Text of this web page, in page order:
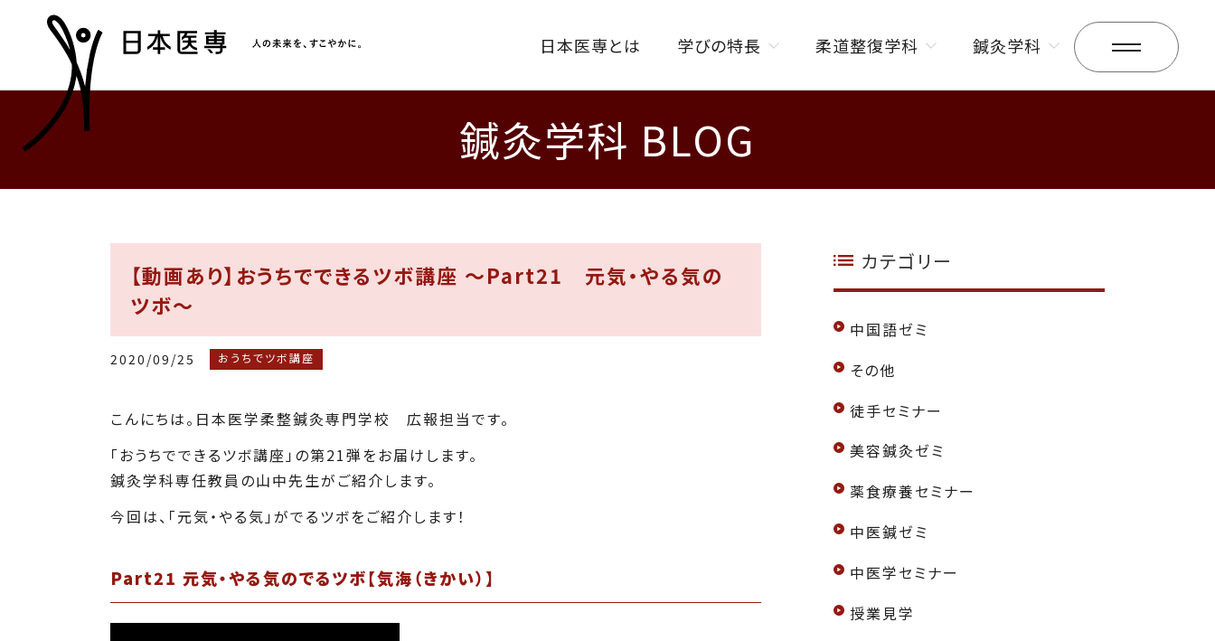
日本医専とは 学びの特長
学びの特長トップ
オンラインを活用した
海外研修制度
W資格取得制度
柔道整復学科 鍼灸学科
鍼灸学科 BLOG
【動画あり】おうちでできるツボ講座 ～Part21 元気・やる気の
ツボ～
2020/09/25 おうちでツボ講座
こんにちは。日本医学柔整鍼灸専門学校 広報担当です。
「おうちでできるツボ講座」の第21弾をお届けします。
鍼灸学科専任教員の山中先生がご紹介します。
今回は、「元気・やる気」がでるツボをご紹介します！
Part21 元気・やる気のでるツボ【気海（きかい）】
カテゴリー
中国語ゼミ
その他
徒手セミナー
美容鍼灸ゼミ
薬食療養セミナー
中医鍼ゼミ
中医学セミナー
授業見学